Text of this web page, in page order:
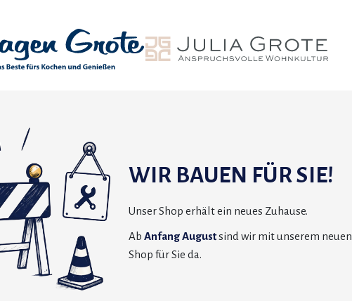
WIR BAUEN FÜR SIE!
Unser Shop erhält ein neues Zuhause.
Ab Anfang Augustsind wir mit unserem neuen
Shop für Sie da.